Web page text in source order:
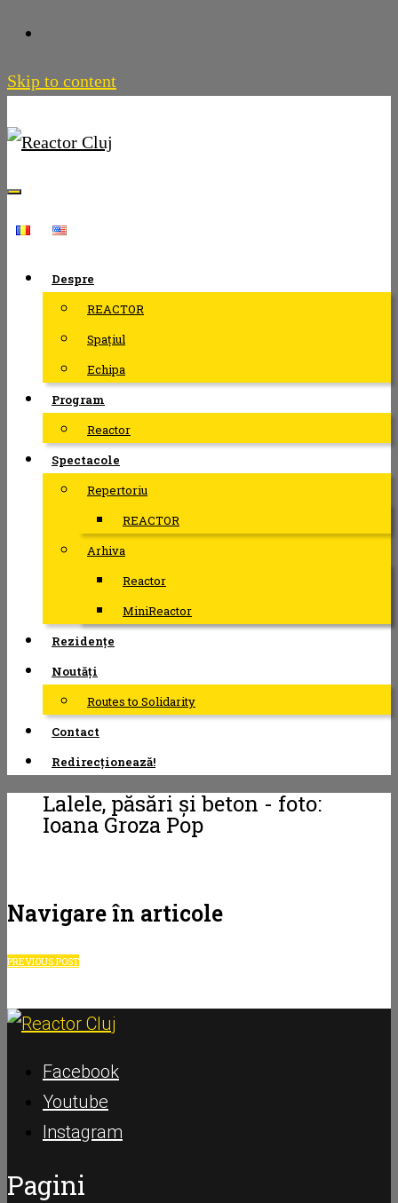
Skip to content
Despre
REACTOR
Spațiul
Echipa
Program
Reactor
Spectacole
Repertoriu
REACTOR
Arhiva
Reactor
MiniReactor
Rezidențe
Noutăți
Routes to Solidarity
Contact
Redirecționează!
Lalele, păsări și beton - foto:
Ioana Groza Pop
Navigare în articole
PREVIOUS POST
Facebook
Youtube
Instagram
Pagini